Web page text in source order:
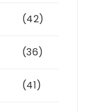
(42)
(36)
(41)